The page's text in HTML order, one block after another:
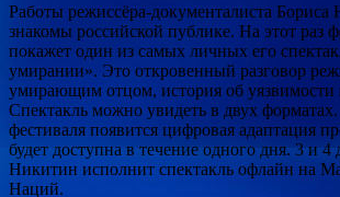
Работы режиссёра-документалиста
знакомы российской публике. На этот раз
покажет один из самых личных его
умирании». Это откровенный разговор
умирающим отцом, история об уязвимости
Спектакль можно увидеть в двух форматах.
фестиваля появится цифровая адаптация
будет доступна в течение одного дня. 3 и 4
Никитин исполнит спектакль офлайн на
Наций.